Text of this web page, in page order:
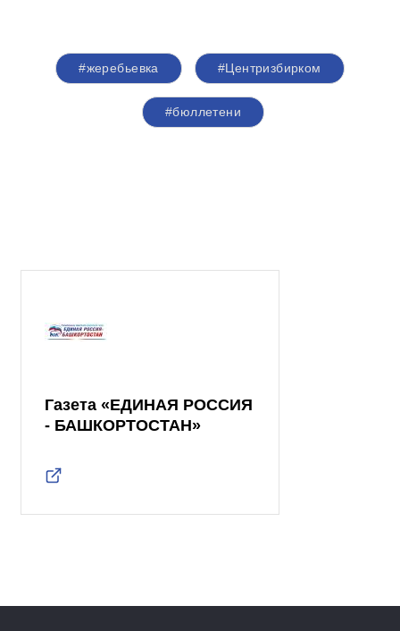
#жеребьевка #Центризбирком
#бюллетени
Газета «ЕДИНАЯ РОССИЯ
- БАШКОРТОСТАН»